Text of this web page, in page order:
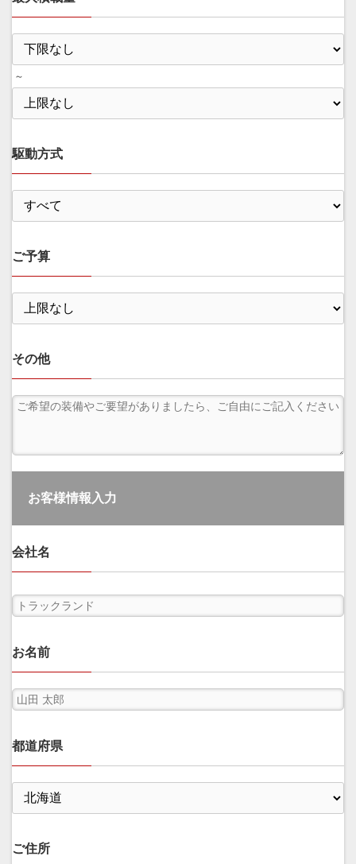
～
駆動方式
ご予算
その他
お客様情報入力
会社名
お名前
都道府県
ご住所